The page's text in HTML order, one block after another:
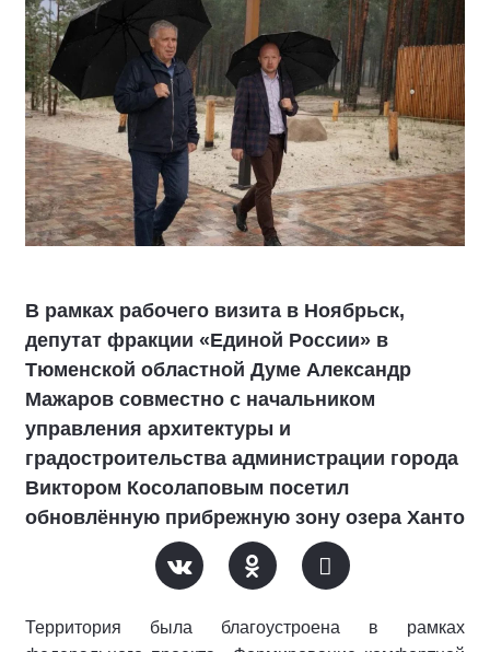
В рамках рабочего визита в Ноябрьск,
депутат фракции «Единой России» в
Тюменской областной Думе Александр
Мажаров совместно с начальником
управления архитектуры и
градостроительства администрации города
Виктором Косолаповым посетил
обновлённую прибрежную зону озера Ханто
Территория была благоустроена в рамках